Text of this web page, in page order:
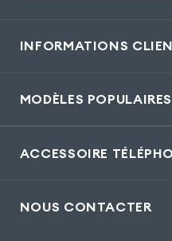
INFORMATIONS
MODÈLES POPULAIRES
ACCESSOIRE
NOUS CONTACTER